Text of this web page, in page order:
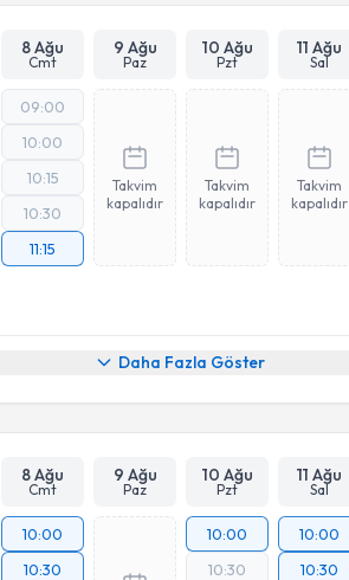
8 Ağu
Cmt
9 Ağu
Paz
10 Ağu
Pzt
11 Ağu
Sal
09:00
10:00
10:15
10:30
11:15
Takvim
kapalıdır
Takvim
kapalıdır
Takvim
kapalıdır
Daha Fazla Göster
8 Ağu
Cmt
9 Ağu
Paz
10 Ağu
Pzt
11 Ağu
Sal
10:00
10:30
10:00
10:30
10:00
10:30